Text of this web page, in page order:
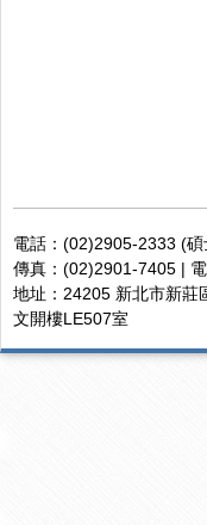
電話：(02)2905-2333 (
傳真：(02)2901-7405 | 電
地址：24205 新北市新莊
文開樓LE507室